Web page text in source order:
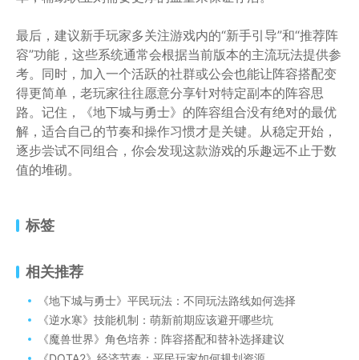
最后，建议新手玩家多关注游戏内的“新手引导”和“推荐阵
容”功能，这些系统通常会根据当前版本的主流玩法提供参
考。同时，加入一个活跃的社群或公会也能让阵容搭配变
得更简单，老玩家往往愿意分享针对特定副本的阵容思
路。记住，《地下城与勇士》的阵容组合没有绝对的最优
解，适合自己的节奏和操作习惯才是关键。从稳定开始，
逐步尝试不同组合，你会发现这款游戏的乐趣远不止于数
值的堆砌。
标签
相关推荐
《地下城与勇士》平民玩法：不同玩法路线如何选择
《逆水寒》技能机制：萌新前期应该避开哪些坑
《魔兽世界》角色培养：阵容搭配和替补选择建议